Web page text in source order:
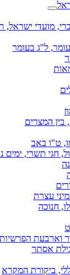
מועדי ישראל,
ל"ג בעומר
בין המצרים
ט"ו באב
חגי תשרי, ימים
עצרת
חנוכה
וארבעת הפרשיות
אסתר
ביקורת המקרא